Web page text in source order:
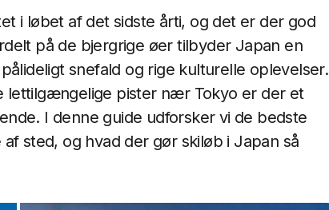
i løbet af det sidste årti, og det er der god
på de bjergrige øer tilbyder Japan en
snefald og rige kulturelle oplevelser.
lettilgængelige pister nær Tokyo er der et
I denne guide udforsker vi de bedste
sted, og hvad der gør skiløb i Japan så